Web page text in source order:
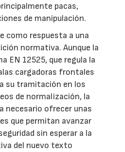
pacas,
de manipulación.
como respuesta a una
normativa. Aunque la
EN 12525, que regula la
cargadoras frontales
su tramitación en los
de normalización, la
necesario ofrecer unas
que permitan avanzar
sin esperar a la
del nuevo texto